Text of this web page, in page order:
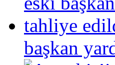
başkan